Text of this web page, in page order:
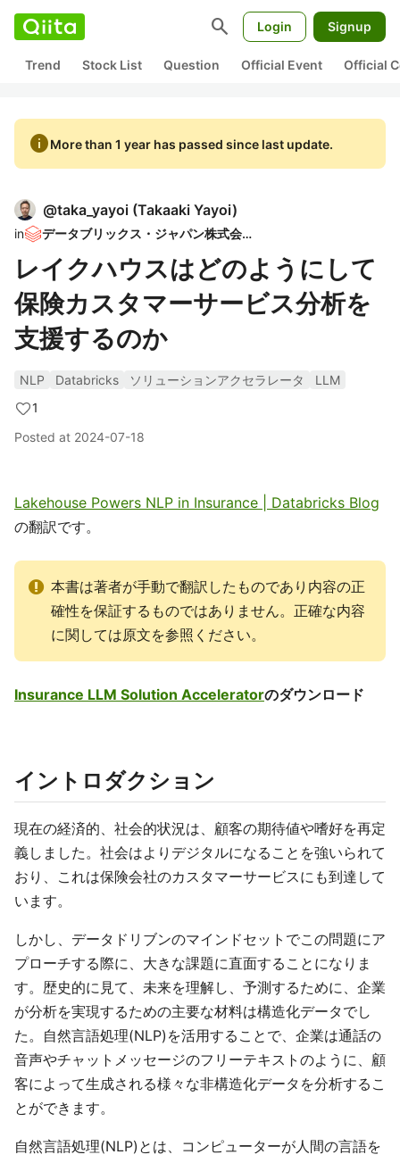
search Login Signup
Trend Stock List Question Official Event Official
infoMore than 1 year has passed since last update.
@taka_yayoi (Takaaki Yayoi)
in データブリックス・ジャパン株式会社
レイクハウスはどのようにして
保険カスタマーサービス分析を
支援するのか
NLP Databricks ソリューションアクセラレータ
LLM
1
Posted at 2024-07-18
Lakehouse Powers NLP in Insurance | Databricks Blog
の翻訳です。
本書は著者が手動で翻訳したものであり内容の正
確性を保証するものではありません。正確な内容
に関しては原文を参照ください。
Insurance LLM Solution Acceleratorのダウンロード
イントロダクション
現在の経済的、社会的状況は、顧客の期待値や嗜好を再定
義しました。社会はよりデジタルになることを強いられて
おり、これは保険会社のカスタマーサービスにも到達して
います。
しかし、データドリブンのマインドセットでこの問題にア
プローチする際に、大きな課題に直面することになりま
す。歴史的に見て、未来を理解し、予測するために、企業
が分析を実現するための主要な材料は構造化データでし
た。自然言語処理(NLP)を活用することで、企業は通話の
音声やチャットメッセージのフリーテキストのように、顧
客によって生成される様々な非構造化データを分析するこ
とができます。
自然言語処理(NLP)とは、コンピューターが人間の言語を